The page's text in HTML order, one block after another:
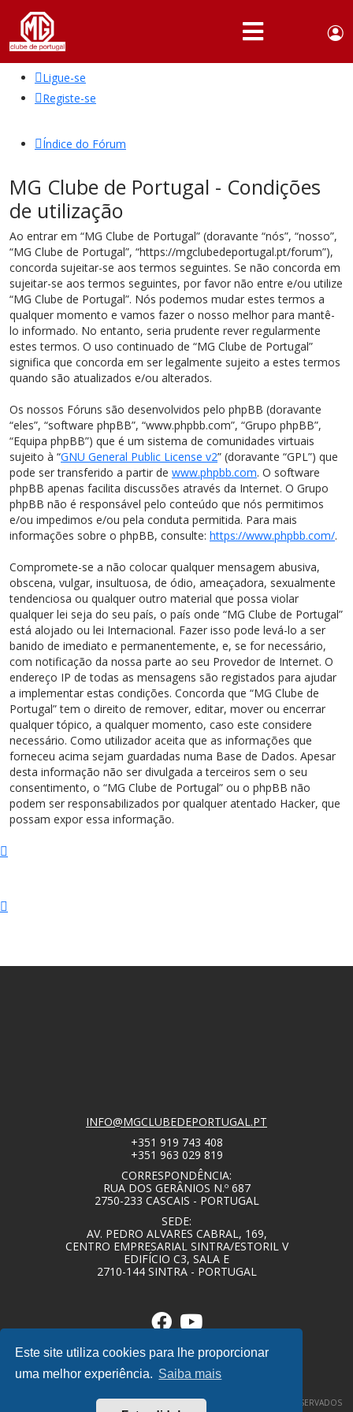
Este site utiliza cookies para lhe proporcionar
uma melhor experiência. Saiba mais
Portuguese,
English
QUEM
SOMOS
NOTÍCIAS
FÓRUM
MARCA
MG
Ligue-se
Registe-se
Índice do Fórum
MG Clube de Portugal - Condições
de utilização
Ao entrar em “MG Clube de Portugal” (doravante “nós”, “nosso”,
“MG Clube de Portugal”, “https://mgclubedeportugal.pt/forum”),
concorda sujeitar-se aos termos seguintes. Se não concorda em
sujeitar-se aos termos seguintes, por favor não entre e/ou utilize
“MG Clube de Portugal”. Nós podemos mudar estes termos a
qualquer momento e vamos fazer o nosso melhor para mantê-
lo informado. No entanto, seria prudente rever regularmente
estes termos. O uso continuado de “MG Clube de Portugal”
significa que concorda em ser legalmente sujeito a estes termos
quando são atualizados e/ou alterados.
Os nossos Fóruns são desenvolvidos pelo phpBB (doravante
“eles”, “software phpBB”, “www.phpbb.com”, “Grupo phpBB”,
“Equipa phpBB”) que é um sistema de comunidades virtuais
sujeito à “GNU General Public License v2” (doravante “GPL”) que
pode ser transferido a partir de www.phpbb.com. O software
phpBB apenas facilita discussões através da Internet. O Grupo
phpBB não é responsável pelo conteúdo que nós permitimos
e/ou impedimos e/ou pela conduta permitida. Para mais
informações sobre o phpBB, consulte: https://www.phpbb.com/.
Compromete-se a não colocar qualquer mensagem abusiva,
obscena, vulgar, insultuosa, de ódio, ameaçadora, sexualmente
tendenciosa ou qualquer outro material que possa violar
qualquer lei seja do seu país, o país onde “MG Clube de Portugal”
está alojado ou lei Internacional. Fazer isso pode levá-lo a ser
banido de imediato e permanentemente, e, se for necessário,
com notificação da nossa parte ao seu Provedor de Internet. O
endereço IP de todas as mensagens são registados para ajudar
a implementar estas condições. Concorda que “MG Clube de
Portugal” tem o direito de remover, editar, mover ou encerrar
qualquer tópico, a qualquer momento, caso este considere
necessário. Como utilizador aceita que as informações que
forneceu acima sejam guardadas numa Base de Dados. Apesar
desta informação não ser divulgada a terceiros sem o seu
consentimento, o “MG Clube de Portugal” ou o phpBB não
podem ser responsabilizados por qualquer atentado Hacker, que
possam expor essa informação.
INFO@MGCLUBEDEPORTUGAL.PT
+351 919 743 408
+351 963 029 819
CORRESPONDÊNCIA:
RUA DOS GERÂNIOS N.º 687
2750-233 CASCAIS - PORTUGAL
SEDE:
AV. PEDRO ALVARES CABRAL, 169,
CENTRO EMPRESARIAL SINTRA/ESTORIL V
EDIFÍCIO C3, SALA E
2710-144 SINTRA - PORTUGAL
© COPYRIGHT 2020 – MG CLUBE DE PORTUGAL – TODOS OS DIREITOS RESERVADOS